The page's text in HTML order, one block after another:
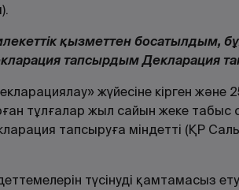
қызметтен босатылдым,
тапсырдым Декларация
жүйесіне кірген
тұлғалар жыл сайын жеке
тапсыруға міндетті (ҚР
түсінуді қамтамасыз